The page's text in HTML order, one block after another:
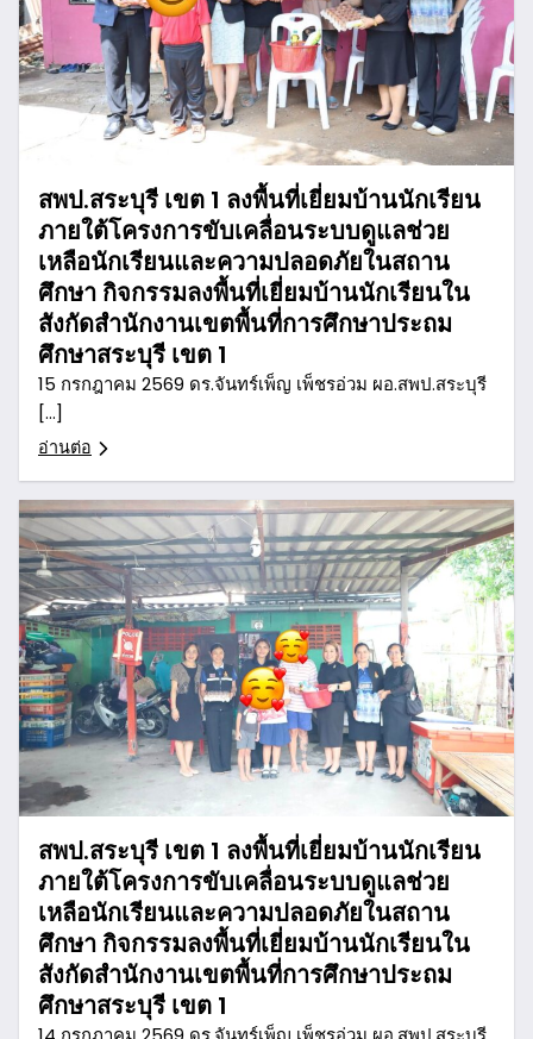
สพป.สระบุรี เขต 1 ลงพื้นที่เยี่ยมบ้านนักเรียน
ภายใต้โครงการขับเคลื่อนระบบดูแลช่วย
เหลือนักเรียนและความปลอดภัยในสถาน
ศึกษา กิจกรรมลงพื้นที่เยี่ยมบ้านนักเรียนใน
สังกัดสำนักงานเขตพื้นที่การศึกษาประถม
ศึกษาสระบุรี เขต 1
15 กรกฎาคม 2569 ดร.จันทร์เพ็ญ เพ็ชรอ่วม ผอ.สพป.สระบุรี
[…]
อ่านต่อ
สพป.สระบุรี เขต 1 ลงพื้นที่เยี่ยมบ้านนักเรียน
ภายใต้โครงการขับเคลื่อนระบบดูแลช่วย
เหลือนักเรียนและความปลอดภัยในสถาน
ศึกษา กิจกรรมลงพื้นที่เยี่ยมบ้านนักเรียนใน
สังกัดสำนักงานเขตพื้นที่การศึกษาประถม
ศึกษาสระบุรี เขต 1